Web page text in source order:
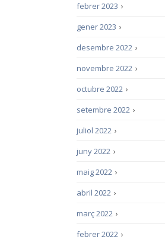
›
febrer 2023
›
gener 2023
›
desembre 2022
›
novembre 2022
›
octubre 2022
›
setembre 2022
›
juliol 2022
›
juny 2022
›
maig 2022
›
abril 2022
›
març 2022
›
febrer 2022